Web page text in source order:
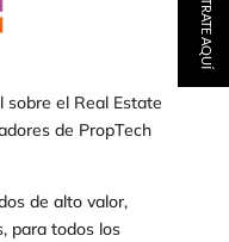
sobre el Real Estate
de PropTech
de alto valor,
para todos los